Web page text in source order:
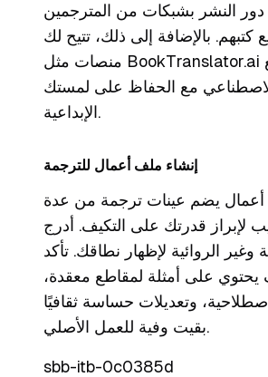
دور النشر بشبكات من المترجمين
كتبهم. بالإضافة إلى ذلك، تتيح لك
منصات مثل BookTranslator.ai التعاون مع
مع الحفاظ على لمستك
الإبداعية.
إنشاء ملف أعمال للترجمة
يضم عينات ترجمة من عدة
لإبراز قدرتك على التكيف. أدرج
وغير الروائية لإظهار نطاقك. تأكد
على أمثلة لمقاطع معقدة،
وتعديلات حساسة ثقافيًا
بقيت وفية للعمل الأصلي.
sbb-itb-0c0385d